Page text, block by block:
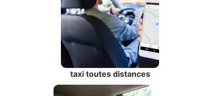
taxi toutes distances